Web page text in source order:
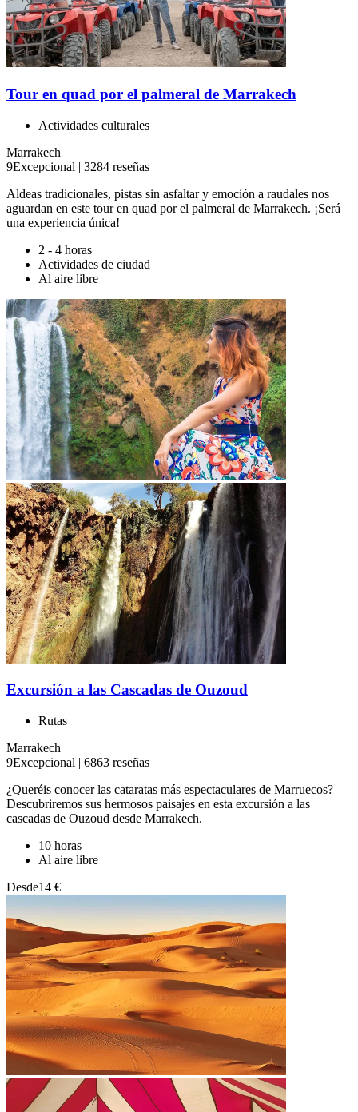
Tour en quad por el palmeral de Marrakech
Actividades culturales
Marrakech
9Excepcional | 3284 reseñas
Aldeas tradicionales, pistas sin asfaltar y emoción a raudales nos
aguardan en este tour en quad por el palmeral de Marrakech. ¡Será
una experiencia única!
2 - 4 horas
Actividades de ciudad
Al aire libre
Excursión a las Cascadas de Ouzoud
Rutas
Marrakech
9Excepcional | 6863 reseñas
¿Queréis conocer las cataratas más espectaculares de Marruecos?
Descubriremos sus hermosos paisajes en esta excursión a las
cascadas de Ouzoud desde Marrakech.
10 horas
Al aire libre
Desde14 €